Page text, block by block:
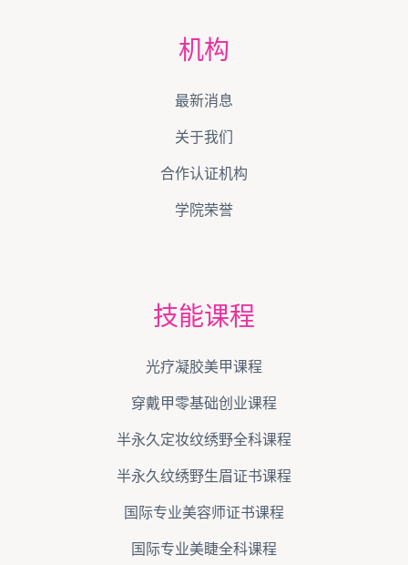
机构
最新消息
关于我们
合作认证机构
学院荣誉
技能课程
光疗凝胶美甲课程
穿戴甲零基础创业课程
半永久定妆纹绣野全科课程
半永久纹绣野生眉证书课程
国际专业美容师证书课程
国际专业美睫全科课程